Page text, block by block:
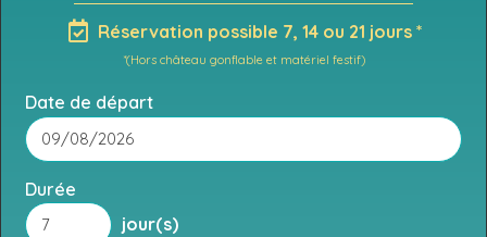
Réservation possible 7, 14 ou 21 jours *
*(Hors château gonflable et matériel festif)
Date de départ
Durée
jour(s)